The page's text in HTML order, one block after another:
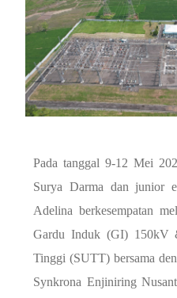
Pada tanggal 9-12 Mei
Surya Darma dan junior
Adelina berkesempatan
Gardu Induk (GI) 150kV
Tinggi (SUTT) bersama
Synkrona Enjiniring